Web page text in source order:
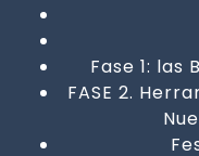
Fase 1: las
FASE 2.